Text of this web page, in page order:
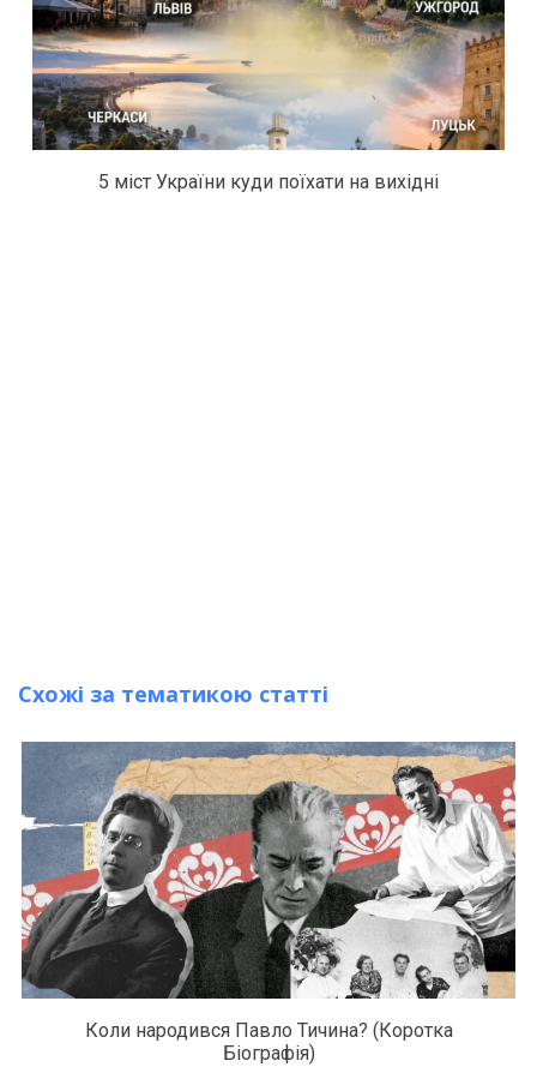
5 міст України куди поїхати на вихідні
Схожі за тематикою статті
Коли народився Павло Тичина? (Коротка
Біографія)